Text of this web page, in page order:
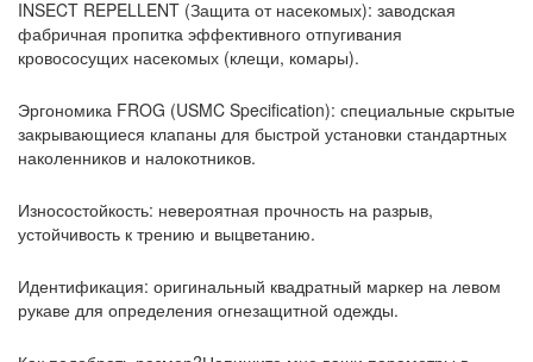
INSECT REPELLENT (Защита от насекомых): заводская
фабричная пропитка эффективного отпугивания
кровососущих насекомых (клещи, комары).
Эргономика FROG (USMC Specification): специальные скрытые
закрывающиеся клапаны для быстрой установки стандартных
наколенников и налокотников.
Износостойкость: невероятная прочность на разрыв,
устойчивость к трению и выцветанию.
Идентификация: оригинальный квадратный маркер на левом
рукаве для определения огнезащитной одежды.